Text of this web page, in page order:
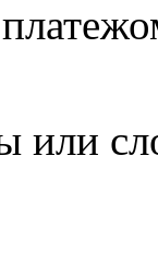
или